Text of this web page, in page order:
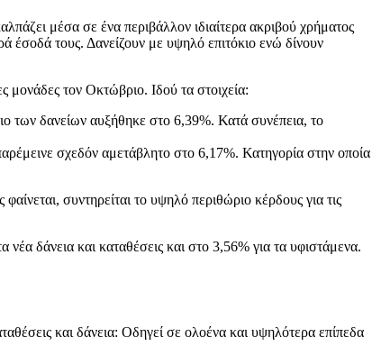
μέσα σε ένα περιβάλλον ιδιαίτερα ακριβού χρήματος
έσοδά τους. Δανείζουν με υψηλό επιτόκιο ενώ δίνουν
μονάδες τον Οκτώβριο. Ιδού τα στοιχεία:
των δανείων αυξήθηκε στο 6,39%. Κατά συνέπεια, το
σχεδόν αμετάβλητο στο 6,17%. Κατηγορία στην οποία
συντηρείται το υψηλό περιθώριο κέρδους για τις
δάνεια και καταθέσεις και στο 3,56% για τα υφιστάμενα.
και δάνεια: Οδηγεί σε ολοένα και υψηλότερα επίπεδα